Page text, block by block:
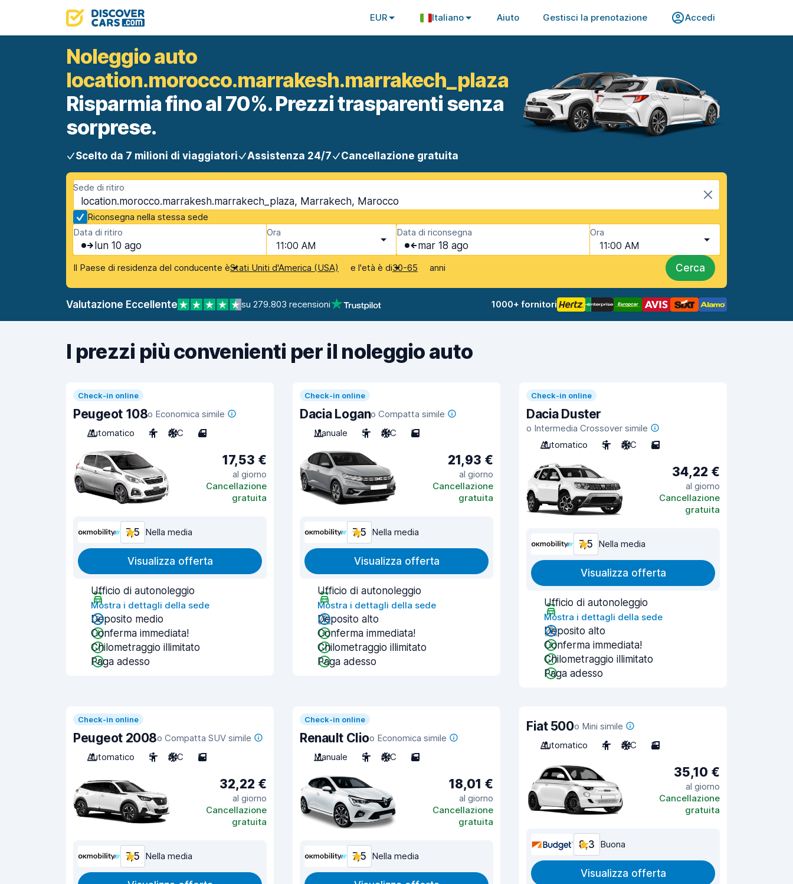
EUR Italiano Aiuto Gestisci la prenotazione Accedi
Noleggio auto
location.morocco.marrakesh.marrakech_plaza
Risparmia fino al 70%. Prezzi trasparenti senza
sorprese.
Scelto da 7 milioni di viaggiatori Assistenza 24/7 Cancellazione gratuita
Sede di ritiro
location.morocco.marrakesh.marrakech_plaza, Marrakech, Marocco
Riconsegna nella stessa sede
Data di ritiro
lun 10 ago
Ora
11:00 AM
Data di riconsegna
mar 18 ago
Ora
11:00 AM
Il Paese di residenza del conducente èStati Uniti d'America (USA) e l'età è di30-65 anni Cerca
Valutazione Eccellente su 279.803 recensioni 1000+ fornitori
I prezzi più convenienti per il noleggio auto
Check-in online
Peugeot 108o Economica simile
Automatico
4 A/C 4
17,53 €
al giorno
Cancellazione
gratuita
7,5 Nella media
Visualizza offerta
Ufficio di autonoleggio
Mostra i dettagli della sede
Deposito medio
Conferma immediata!
Chilometraggio illimitato
Paga adesso
Check-in online
Dacia Logano Compatta simile
Manuale
5 A/C 5
21,93 €
al giorno
Cancellazione
gratuita
7,5 Nella media
Visualizza offerta
Ufficio di autonoleggio
Mostra i dettagli della sede
Deposito alto
Conferma immediata!
Chilometraggio illimitato
Paga adesso
Check-in online
Dacia Duster
o Intermedia Crossover simile
Automatico
5 A/C 5
34,22 €
al giorno
Cancellazione
gratuita
7,5 Nella media
Visualizza offerta
Ufficio di autonoleggio
Mostra i dettagli della sede
Deposito alto
Conferma immediata!
Chilometraggio illimitato
Paga adesso
Check-in online
Peugeot 2008o Compatta SUV simile
Automatico
5 A/C 5
32,22 €
al giorno
Cancellazione
gratuita
7,5 Nella media
Check-in online
Renault Clioo Economica simile
Manuale
5 A/C 5
18,01 €
al giorno
Cancellazione
gratuita
7,5 Nella media
Fiat 500o Mini simile
Automatico
4 A/C 3
35,10 €
al giorno
Cancellazione
gratuita
8,3 Buona
Visualizza offerta